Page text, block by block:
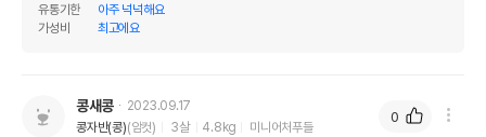
유통기한
아주 넉넉해요
가성비
최고에요
콩새콩
2023.09.17
콩자반(콩)(암컷) 3살 4.8kg 미니어처푸들
0